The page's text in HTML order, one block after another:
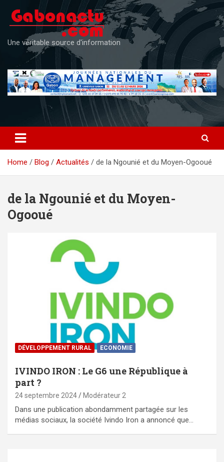
content
Une véritable source d'information
Home Blog Actualités de la Ngounié et du Moyen-Ogooué
de la Ngounié et du Moyen-
Ogooué
DÉVELOPPEMENT RURAL ECONOMIE
IVINDO IRON : Le G6 une République à
part ?
24 septembre 2024 Modérateur 2
Dans une publication abondamment partagée sur les
médias sociaux, la société Ivindo Iron a annoncé que…